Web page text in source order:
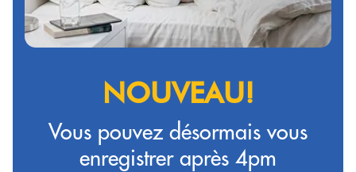
NOUVEAU!
Vous pouvez désormais vous
enregistrer après 4pm